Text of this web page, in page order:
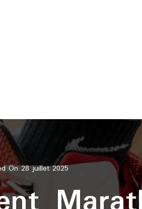
On 28 juillet 2025